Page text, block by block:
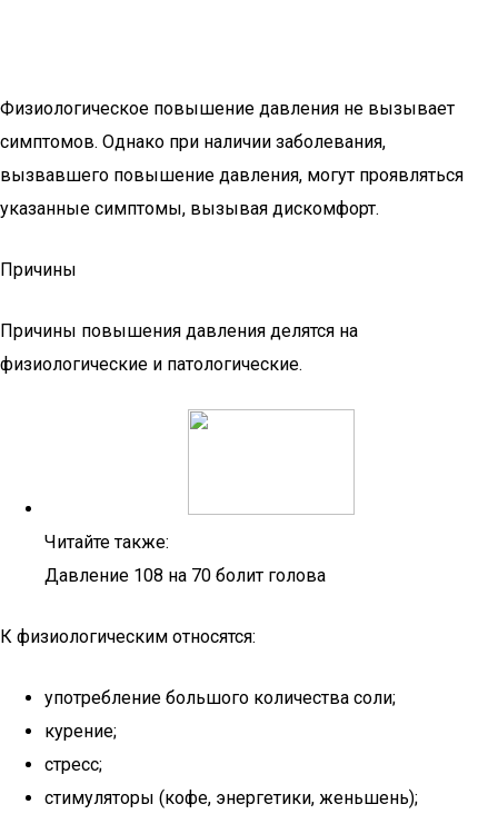
Физиологическое повышение давления не вызывает
симптомов. Однако при наличии заболевания,
вызвавшего повышение давления, могут проявляться
указанные симптомы, вызывая дискомфорт.
Причины
Причины повышения давления делятся на
физиологические и патологические.
Читайте также:
Давление 108 на 70 болит голова
К физиологическим относятся:
употребление большого количества соли;
курение;
стресс;
стимуляторы (кофе, энергетики, женьшень);